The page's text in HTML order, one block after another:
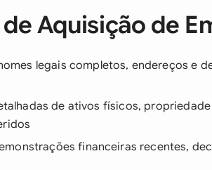
Aquisição de
legais completos, endereços e
de ativos físicos,
financeiras recentes,